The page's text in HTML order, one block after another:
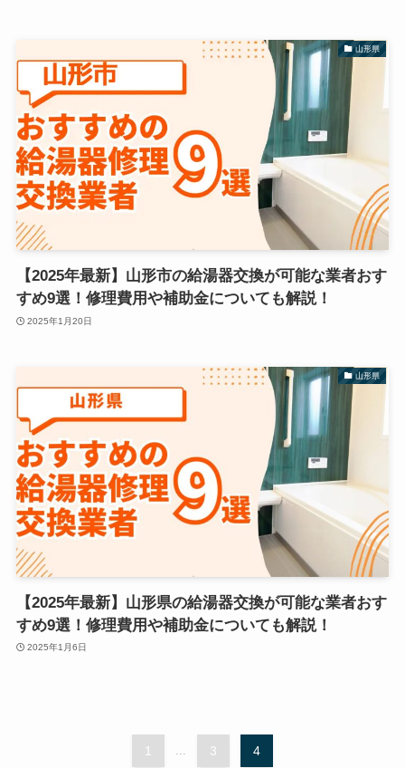
山形県
【2025年最新】山形市の給湯器交換が可能な業者おす
すめ9選！修理費用や補助金についても解説！
2025年1月20日
山形県
【2025年最新】山形県の給湯器交換が可能な業者おす
すめ9選！修理費用や補助金についても解説！
2025年1月6日
1 3 4